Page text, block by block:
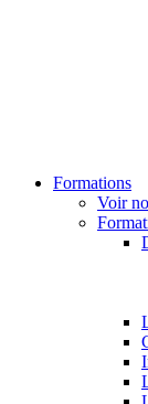
Formations
Voir